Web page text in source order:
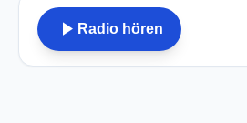
play_arrow Radio hören